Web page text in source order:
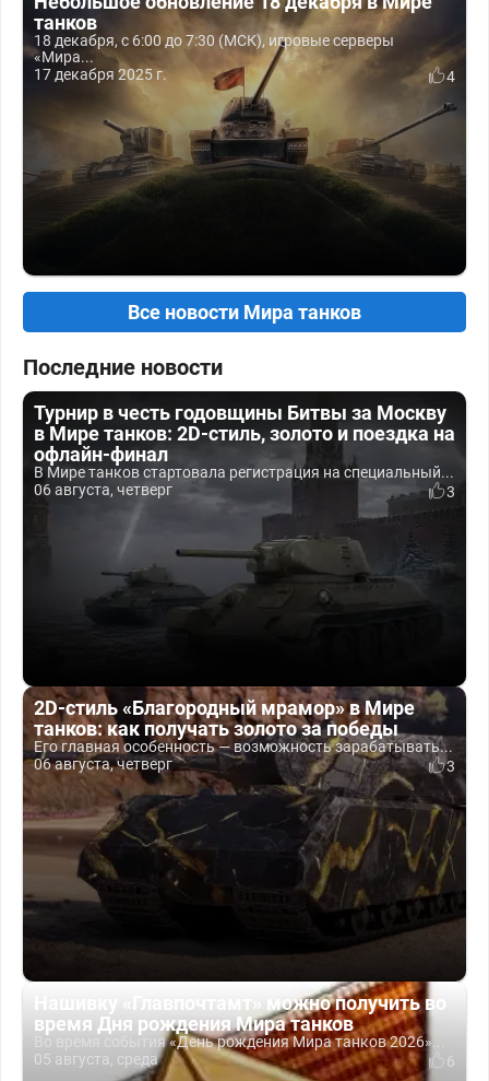
танков
18 декабря, с 6:00 до 7:30 (МСК), игровые серверы
«Мира...
17 декабря 2025 г.
4
Все новости Мира танков
Последние новости
Турнир в честь годовщины Битвы за Москву
в Мире танков: 2D-стиль, золото и поездка на
офлайн-финал
В Мире танков стартовала регистрация на специальный...
06 августа, четверг
3
2D-стиль «Благородный мрамор» в Мире
танков: как получать золото за победы
Его главная особенность — возможность зарабатывать...
06 августа, четверг
3
Нашивку «Главпочтамт» можно получить во
время Дня рождения Мира танков
Во время события «День рождения Мира танков 2026»...
05 августа, среда
6